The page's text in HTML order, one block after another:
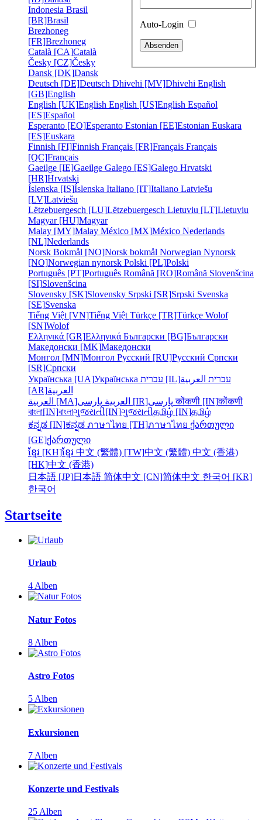
Auto-Login
Indonesia Brasil
[BR]Brasil
Brezhoneg
[FR]Brezhoneg
Català [CA]Català
Česky [CZ]Česky
Dansk [DK]Dansk
Deutsch [DE]Deutsch Dhivehi [MV]Dhivehi English
[GB]English
English [UK]English English [US]English Español
[ES]Español
Esperanto [EO]Esperanto Estonian [EE]Estonian Euskara
[ES]Euskara
Finnish [FI]Finnish Français [FR]Français Français
[QC]Français
Gaeilge [IE]Gaeilge Galego [ES]Galego Hrvatski
[HR]Hrvatski
Íslenska [IS]Íslenska Italiano [IT]Italiano Latviešu
[LV]Latviešu
Lëtzebuergesch [LU]Lëtzebuergesch Lietuviu [LT]Lietuviu
Magyar [HU]Magyar
Malay [MY]Malay México [MX]México Nederlands
[NL]Nederlands
Norsk Bokmål [NO]Norsk bokmål Norwegian Nynorsk
[NO]Norwegian nynorsk Polski [PL]Polski
Português [PT]Português Română [RO]Română Slovenšcina
[SI]Slovenšcina
Slovensky [SK]Slovensky Srpski [SR]Srpski Svenska
[SE]Svenska
Tiếng Việt [VN]Tiếng Việt Türkçe [TR]Türkçe Wolof
[SN]Wolof
Ελληνικά [GR]Ελληνικά Български [BG]Български
Македонски [MK]Македонски
Монгол [MN]Монгол Русский [RU]Русский Српски
[SR]Српски
Українська [UA]Українська עברית [IL] עברית العربية
[AR]العربية
العربية [MA]
العربية پارسی [IR] پارسیकोंकणी [IN]कोंकणी
বাংলা[IN]বাংলাગુજરાતી[IN]ગુજરાતીதமிழ் [IN]தமிழ்
ಕನ್ನಡ [IN]ಕನ್ನಡ ภาษาไทย [TH]ภาษาไทย ქართული
[GE]ქართული
ខ្មែរ [KH]ខ្មែរ 中文 (繁體) [TW]中文 (繁體) 中文 (香港)
[HK]中文 (香港)
日本語 [JP]日本語 简体中文 [CN]简体中文 한국어 [KR]
한국어
Startseite
Urlaub
4 Alben
Natur Fotos
8 Alben
Astro Fotos
5 Alben
Exkursionen
7 Alben
Konzerte und Festivals
25 Alben